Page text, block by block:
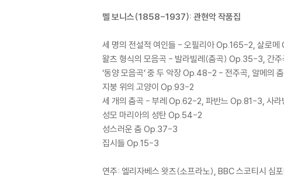
멜 보니스(1858-1937): 관현악 작품집
세 명의 전설적 여인들 - 오필리아 Op.165-2, 살로
왈츠 형식의 모음곡 - 발라빌레(춤곡) Op.35-3,
‘동양 모음곡’ 중 두 악장 Op.48-2 - 전주곡, 알메의 춤
지붕 위의 고양이 Op.93-2
세 개의 춤곡 - 부레 Op.62-2, 파반느 Op.81-3, 사
성모 마리아의 성탄 Op.54-2
성스러운 춤 Op.37-3
집시들 Op.15-3
연주: 엘리자베스 왓츠(소프라노), BBC 스코티시 심